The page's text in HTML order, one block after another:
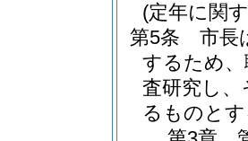
(定年に関
第5条
市長
するため
査研究し
るものと